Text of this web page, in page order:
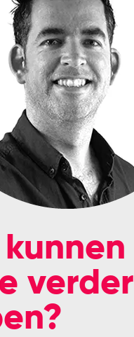
kunnen
verder